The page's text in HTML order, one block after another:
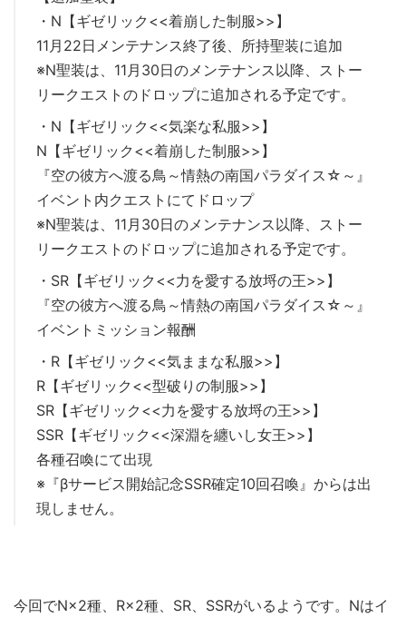
・N【ギゼリック<<着崩した制服>>】
11月22日メンテナンス終了後、所持聖装に追加
※N聖装は、11月30日のメンテナンス以降、ストー
リークエストのドロップに追加される予定です。
・N【ギゼリック<<気楽な私服>>】
N【ギゼリック<<着崩した制服>>】
『空の彼方へ渡る鳥～情熱の南国パラダイス☆～』
イベント内クエストにてドロップ
※N聖装は、11月30日のメンテナンス以降、ストー
リークエストのドロップに追加される予定です。
・SR【ギゼリック<<力を愛する放埒の王>>】
『空の彼方へ渡る鳥～情熱の南国パラダイス☆～』
イベントミッション報酬
・R【ギゼリック<<気ままな私服>>】
R【ギゼリック<<型破りの制服>>】
SR【ギゼリック<<力を愛する放埒の王>>】
SSR【ギゼリック<<深淵を纏いし女王>>】
各種召喚にて出現
※『βサービス開始記念SSR確定10回召喚』からは出
現しません。
今回でN×2種、R×2種、SR、SSRがいるようです。Nはイ